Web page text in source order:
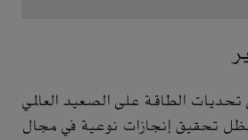
الطاقة على الصعيد العالمي
تحقيق إنجازات نوعية في مجال